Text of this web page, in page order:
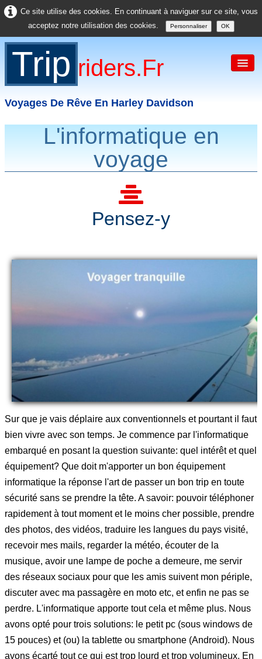
Ce site utilise des cookies. En continuant à naviguer sur ce site, vous
acceptez notre utilisation des cookies.
Personnaliser OK
Trip Riders.fr
Voyages De Rêve En Harley Davidson
L'informatique en
voyage
Pensez-y
Sur que je vais déplaire aux conventionnels et pourtant il faut
bien vivre avec son temps. Je commence par l'informatique
embarqué en posant la question suivante: quel intérêt et quel
équipement? Que doit m'apporter un bon équipement
informatique la réponse l'art de passer un bon trip en toute
sécurité sans se prendre la tête. A savoir: pouvoir téléphoner
rapidement à tout moment et le moins cher possible, prendre
des photos, des vidéos, traduire les langues du pays visité,
recevoir mes mails, regarder la météo, écouter de la
musique, avoir une lampe de poche a demeure, me servir
des réseaux sociaux pour que les amis suivent mon périple,
discuter avec ma passagère en moto etc, et enfin ne pas se
perdre. L'informatique apporte tout cela et même plus. Nous
avons opté pour trois solutions: le petit pc (sous windows de
15 pouces) et (ou) la tablette ou smartphone (Android). Nous
avons écarté tout ce qui est trop lourd et trop volumineux. En